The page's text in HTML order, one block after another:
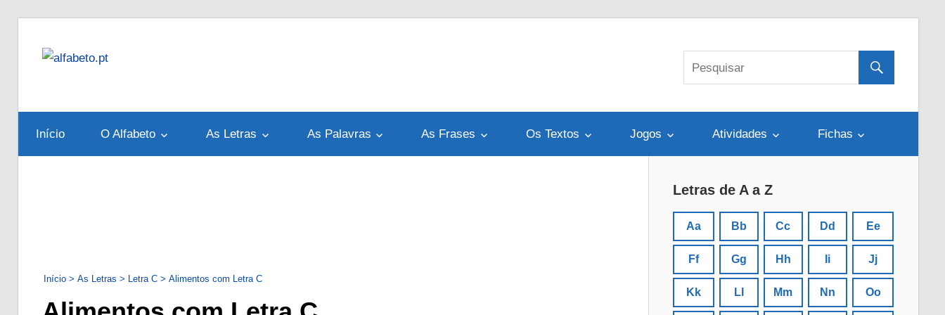
o
Alfabeto
Português
Início O Alfabeto As Letras As Palavras As Frases Os Textos Jogos Atividades Fichas
Início > As Letras > Letra C > Alimentos com Letra C
Letras de A a Z
Aa Bb Cc Dd Ee
Ff Gg Hh Ii Jj
Kk Ll Mm Nn Oo